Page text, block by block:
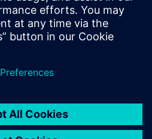
시간을 단축합니다. IT 투자가
필요 없으며 다운로드하거나
설치할 필요가 없습니다.